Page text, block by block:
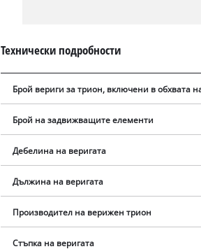
Технически подробности
Брой вериги за трион, включени в обхвата
Брой на задвижващите елементи
Дебелина на веригата
Дължина на веригата
Производител на верижен трион
Стъпка на веригата